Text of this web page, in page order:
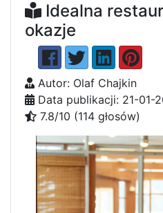
Idealna
okazje
Autor: Olaf Chajkin
Data publikacji: 21-01-
7.8/10 (114 głosów)